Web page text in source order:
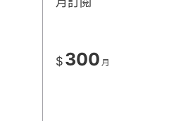
$ 300 月